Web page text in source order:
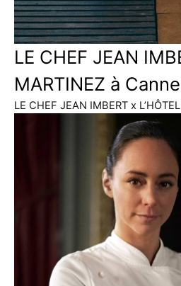
LE CHEF JEAN
MARTINEZ à
LE CHEF JEAN IMBERT x